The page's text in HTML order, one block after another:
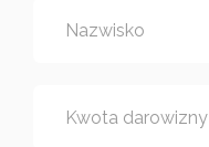
Nazwisko
Kwota darowizny